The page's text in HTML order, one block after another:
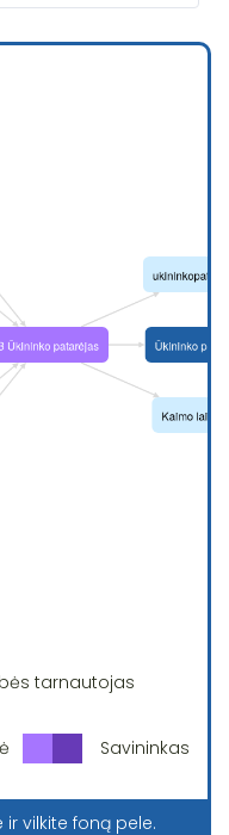
tarnautojas
Savininkas
vilkite foną pele.